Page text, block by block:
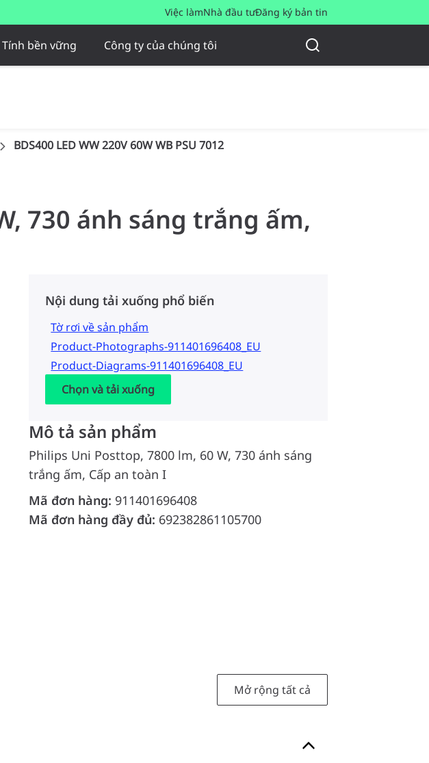
Việc làmNhà đầu tưĐăng ký bản tin
Tính bền vững Công ty của chúng tôi
BDS400 LED WW 220V 60W WB PSU 7012
730 ánh sáng trắng ấm,
Nội dung tải xuống phổ biến
Tờ rơi về sản phẩm
Product-Photographs-911401696408_EU
Product-Diagrams-911401696408_EU
Chọn và tải xuống
Mô tả sản phẩm
Philips Uni Posttop, 7800 lm, 60 W, 730 ánh sáng
trắng ấm, Cấp an toàn I
Mã đơn hàng: 911401696408
Mã đơn hàng đầy đủ: 692382861105700
Mở rộng tất cả